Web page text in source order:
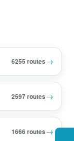
6255 routes→
2597 routes→
1666 routes→